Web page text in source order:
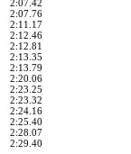
2:07.42
2:07.76
2:11.17
2:12.46
2:12.81
2:13.35
2:13.79
2:20.06
2:23.25
2:23.32
2:24.16
2:25.40
2:28.07
2:29.40